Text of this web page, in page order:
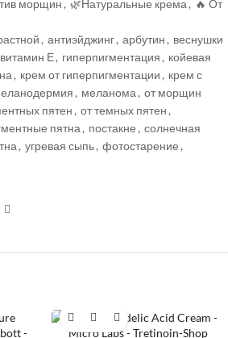
морщин , 🌿Натуральные крема , 🔥 От
, антиэйджинг, арбутин , веснушки
витамин Е, гиперпигментация , койевая
, крем от гиперпигментации , крем с
, меланома , от морщин
пятен , от темных пятен ,
пятна , постакне , солнечная
, угревая сыпь, фотостарение ,